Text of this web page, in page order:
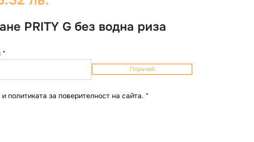
PRITY G без водна риза
*
Поръчай
политиката за поверителност на сайта. *